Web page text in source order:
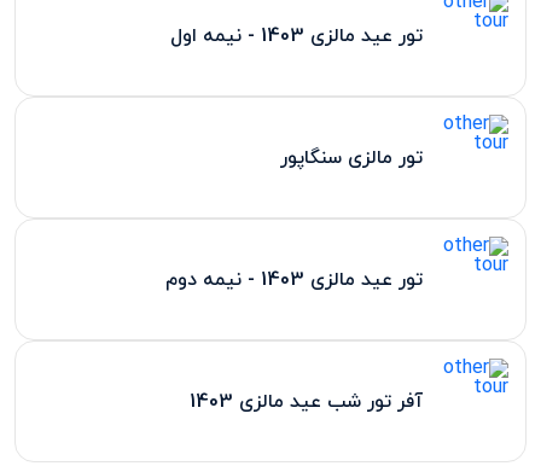
تور عید مالزی 1403 - نیمه اول
تور مالزی سنگاپور
تور عید مالزی 1403 - نیمه دوم
آفر تور شب عید مالزی 1403